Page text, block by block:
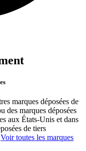
marques déposées de
des marques déposées
aux États-Unis et dans
de tiers
Voir toutes les marques